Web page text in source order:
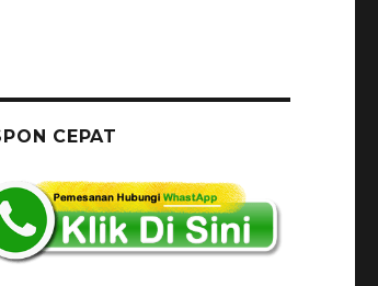
CEPAT